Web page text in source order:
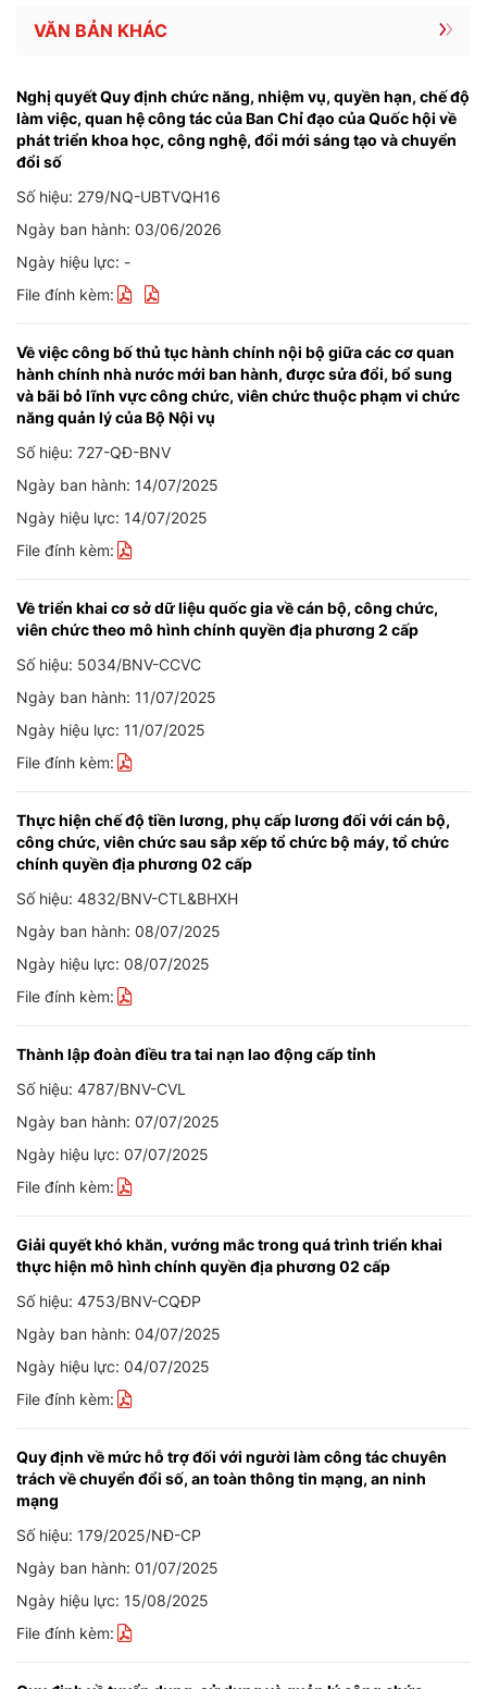
VĂN BẢN KHÁC
Nghị quyết Quy định chức năng, nhiệm vụ, quyền hạn, chế độ
làm việc, quan hệ công tác của Ban Chỉ đạo của Quốc hội về
phát triển khoa học, công nghệ, đổi mới sáng tạo và chuyển
đổi số
Số hiệu: 279/NQ-UBTVQH16
Ngày ban hành: 03/06/2026
Ngày hiệu lực: -
File đính kèm:
Về việc công bố thủ tục hành chính nội bộ giữa các cơ quan
hành chính nhà nước mới ban hành, được sửa đổi, bổ sung
và bãi bỏ lĩnh vực công chức, viên chức thuộc phạm vi chức
năng quản lý của Bộ Nội vụ
Số hiệu: 727-QĐ-BNV
Ngày ban hành: 14/07/2025
Ngày hiệu lực: 14/07/2025
File đính kèm:
Về triển khai cơ sở dữ liệu quốc gia về cán bộ, công chức,
viên chức theo mô hình chính quyền địa phương 2 cấp
Số hiệu: 5034/BNV-CCVC
Ngày ban hành: 11/07/2025
Ngày hiệu lực: 11/07/2025
File đính kèm:
Thực hiện chế độ tiền lương, phụ cấp lương đối với cán bộ,
công chức, viên chức sau sắp xếp tổ chức bộ máy, tổ chức
chính quyền địa phương 02 cấp
Số hiệu: 4832/BNV-CTL&BHXH
Ngày ban hành: 08/07/2025
Ngày hiệu lực: 08/07/2025
File đính kèm:
Thành lập đoàn điều tra tai nạn lao động cấp tỉnh
Số hiệu: 4787/BNV-CVL
Ngày ban hành: 07/07/2025
Ngày hiệu lực: 07/07/2025
File đính kèm:
Giải quyết khó khăn, vướng mắc trong quá trình triển khai
thực hiện mô hình chính quyền địa phương 02 cấp
Số hiệu: 4753/BNV-CQĐP
Ngày ban hành: 04/07/2025
Ngày hiệu lực: 04/07/2025
File đính kèm:
Quy định về mức hỗ trợ đối với người làm công tác chuyên
trách về chuyển đổi số, an toàn thông tin mạng, an ninh
mạng
Số hiệu: 179/2025/NĐ-CP
Ngày ban hành: 01/07/2025
Ngày hiệu lực: 15/08/2025
File đính kèm: